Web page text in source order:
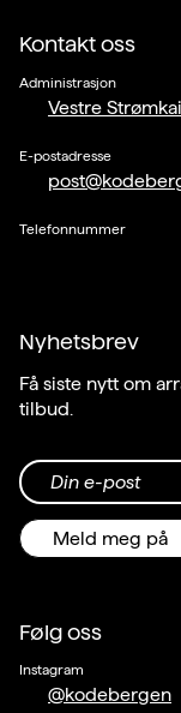
Kontakt oss
Administrasjon
Vestre
E-postadresse
Telefonnummer
Nyhetsbrev
Få siste nytt om
tilbud.
Din e-post
Meld meg på
Følg oss
Instagram
@kodebergen